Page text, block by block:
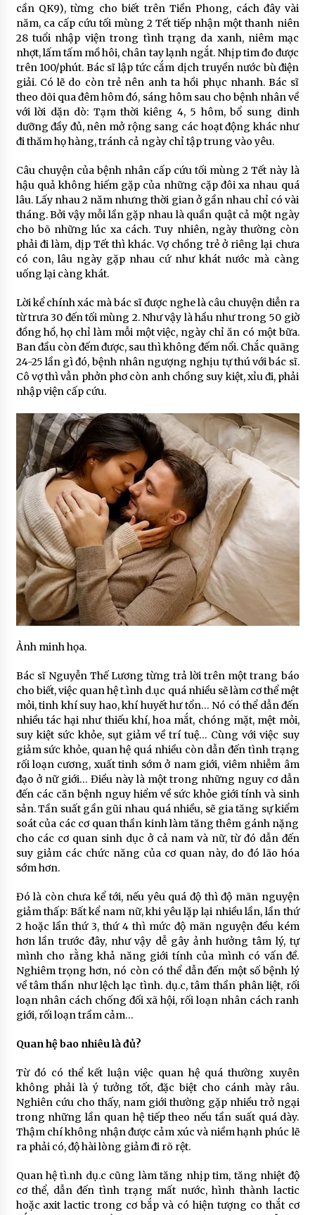
cần QK9), từng cho biết trên Tiền Phong, cách đây vài
năm, ca cấp cứu tối mùng 2 Tết tiếp nhận một thanh niên
28 tuổi nhập viện trong tình trạng da xanh, niêm mạc
nhợt, lấm tấm mồ hôi, chân tay lạnh ngắt. Nhịp tim đo được
trên 100/phút. Bác sĩ lập tức cắm dịch truyền nước bù điện
giải. Có lẽ do còn trẻ nên anh ta hồi phục nhanh. Bác sĩ
theo dõi qua đêm hôm đó, sáng hôm sau cho bệnh nhân về
với lời dặn dò: Tạm thời kiêng 4, 5 hôm, bổ sung dinh
dưỡng đầy đủ, nên mở rộng sang các hoạt động khác như
đi thăm họ hàng, tránh cả ngày chỉ tập trung vào yêu.
Câu chuyện của bệnh nhân cấp cứu tối mùng 2 Tết này là
hậu quả không hiếm gặp của những cặp đôi xa nhau quá
lâu. Lấy nhau 2 năm nhưng thời gian ở gần nhau chỉ có vài
tháng. Bởi vậy mỗi lần gặp nhau là quần quật cả một ngày
cho bõ những lúc xa cách. Tuy nhiên, ngày thường còn
phải đi làm, dịp Tết thì khác. Vợ chồng trẻ ở riêng lại chưa
có con, lâu ngày gặp nhau cứ như khát nước mà càng
uống lại càng khát.
Lời kể chính xác mà bác sĩ được nghe là câu chuyện diễn ra
từ trưa 30 đến tối mùng 2. Như vậy là hầu như trong 50 giờ
đồng hồ, họ chỉ làm mỗi một việc, ngày chỉ ăn có một bữa.
Ban đầu còn đếm được, sau thì không đếm nổi. Chắc quãng
24-25 lần gì đó, bệnh nhân ngượng nghịu tự thú với bác sĩ.
Cô vợ thì vẫn phởn phơ còn anh chồng suy kiệt, xỉu đi, phải
nhập viện cấp cứu.
Ảnh minh họa.
Bác sĩ Nguyễn Thế Lương từng trả lời trên một trang báo
cho biết, việc quan hệ t.ình d.ục quá nhiều sẽ làm cơ thể mệt
mỏi, tinh khí suy hao, khí huyết hư tổn… Nó có thể dẫn đến
nhiều tác hại như thiếu khí, hoa mắt, chóng mặt, mệt mỏi,
suy kiệt sức khỏe, sụt giảm về trí tuệ… Cùng với việc suy
giảm sức khỏe, quan hệ quá nhiều còn dẫn đến tình trạng
rối loạn cương, xuất tinh sớm ở nam giới, viêm nhiễm âm
đạo ở nữ giới… Điều này là một trong những nguy cơ dẫn
đến các căn bệnh nguy hiểm về sức khỏe giới tính và sinh
sản. Tần suất gần gũi nhau quá nhiều, sẽ gia tăng sự kiểm
soát của các cơ quan thần kinh làm tăng thêm gánh nặng
cho các cơ quan sinh dục ở cả nam và nữ, từ đó dẫn đến
suy giảm các chức năng của cơ quan này, do đó lão hóa
sớm hơn.
Đó là còn chưa kể tới, nếu yêu quá độ thì độ mãn nguyện
giảm thấp: Bất kể nam nữ, khi yêu lặp lại nhiều lần, lần thứ
2 hoặc lần thứ 3, thứ 4 thì mức độ mãn nguyện đều kém
hơn lần trước đây, như vậy dễ gây ảnh hưởng tâm lý, tự
mình cho rằng khả năng giới tính của mình có vấn đề.
Nghiêm trọng hơn, nó còn có thể dẫn đến một số bệnh lý
về tâm thần như lệch lạc tình. dụ.c, tâm thần phân liệt, rối
loạn nhân cách chống đối xã hội, rối loạn nhân cách ranh
giới, rối loạn trầm cảm…
Quan hệ bao nhiêu là đủ?
Từ đó có thể kết luận việc quan hệ quá thường xuyên
không phải là ý tưởng tốt, đặc biệt cho cánh mày râu.
Nghiên cứu cho thấy, nam giới thường gặp nhiều trở ngại
trong những lần quan hệ tiếp theo nếu tần suất quá dày.
Thậm chí không nhận được cảm xúc và niềm hạnh phúc lẽ
ra phải có, độ hài lòng giảm đi rõ rệt.
Quan hệ tì.nh dụ.c cũng làm tăng nhịp tim, tăng nhiệt độ
cơ thể, dẫn đến tình trạng mất nước, hình thành lactic
hoặc axit lactic trong cơ bắp và có hiện tượng co thắt cơ